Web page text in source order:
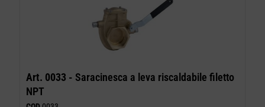
Art. 0033 - Saracinesca a leva riscaldabile filetto
NPT